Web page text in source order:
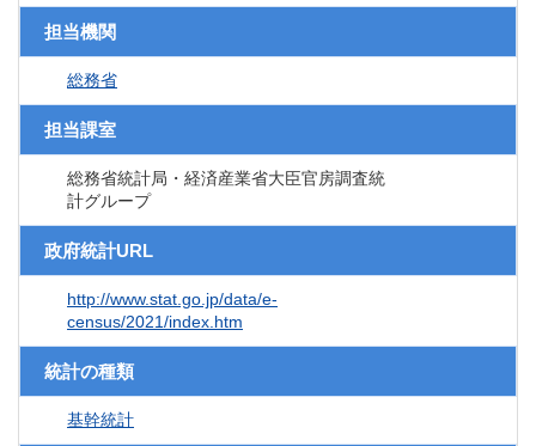
担当機関
総務省
担当課室
総務省統計局・経済産業省大臣官房調査統
計グループ
政府統計URL
http://www.stat.go.jp/data/e-
census/2021/index.htm
統計の種類
基幹統計